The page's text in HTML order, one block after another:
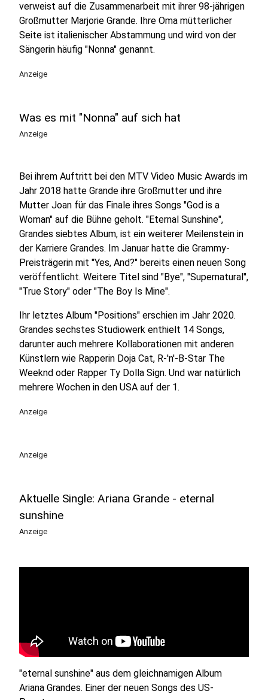
verweist auf die Zusammenarbeit mit ihrer 98-jährigen
Großmutter Marjorie Grande. Ihre Oma mütterlicher
Seite ist italienischer Abstammung und wird von der
Sängerin häufig "Nonna" genannt.
Anzeige
Was es mit "Nonna" auf sich hat
Anzeige
Bei ihrem Auftritt bei den MTV Video Music Awards im
Jahr 2018 hatte Grande ihre Großmutter und ihre
Mutter Joan für das Finale ihres Songs "God is a
Woman" auf die Bühne geholt. "Eternal Sunshine",
Grandes siebtes Album, ist ein weiterer Meilenstein in
der Karriere Grandes. Im Januar hatte die Grammy-
Preisträgerin mit "Yes, And?" bereits einen neuen Song
veröffentlicht. Weitere Titel sind "Bye", "Supernatural",
"True Story" oder "The Boy Is Mine".
Ihr letztes Album "Positions" erschien im Jahr 2020.
Grandes sechstes Studiowerk enthielt 14 Songs,
darunter auch mehrere Kollaborationen mit anderen
Künstlern wie Rapperin Doja Cat, R-'n'-B-Star The
Weeknd oder Rapper Ty Dolla Sign. Und war natürlich
mehrere Wochen in den USA auf der 1.
Anzeige
Anzeige
Aktuelle Single: Ariana Grande - eternal
sunshine
Anzeige
"eternal sunshine" aus dem gleichnamigen Album
Ariana Grandes. Einer der neuen Songs des US-